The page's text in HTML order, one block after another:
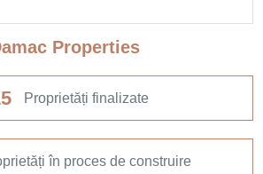
Properties
Proprietăți finalizate
în proces de construire